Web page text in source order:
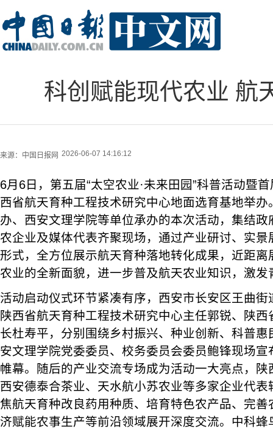
科创赋能现代农业 航
来源： 中国日报网 2026-06-07 14:16:12
6月6日，第五届“太空农业·未来田园”科普活动暨
西省航天育种工程技术研究中心地面选育基地举
办、西安文理学院等单位承办的本次活动，集结
农企业及媒体代表齐聚现场，通过产业研讨、实
形式，全方位展示航天育种落地转化成果，近距
农业的全新面貌，进一步普及航天农业知识，激发
活动启动仪式环节紧凑有序，西安市长安区王曲
陕西省航天育种工程技术研究中心主任郭锐、陕
长杜寿平，分别围绕乡村振兴、种业创新、科普
安文理学院党委委员、校务委员会委员鲍锋现场
帷幕。随后的产业交流专场成为活动一大亮点，
西安德泰合茶业、天水航小苏农业等多家企业代
焦航天育种改良药用种质、培育特色农产品、完
济赋能农事生产等前沿领域展开深度交流。中科